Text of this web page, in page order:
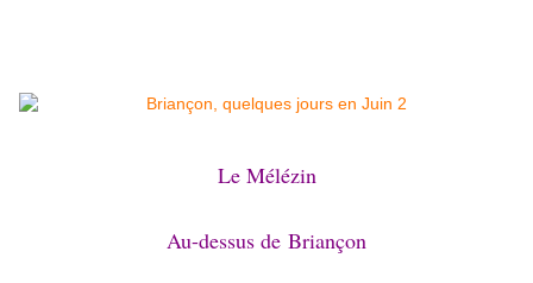
Le Mélézin
Au-dessus de Briançon